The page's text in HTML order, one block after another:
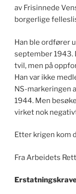
av Frisinnede
borgerlige
Han ble ordfører
september 1943.
tvil, men på
Han var ikke
NS-markeringen
1944. Men
virket nok
Etter krigen kom
Fra Arbeidets